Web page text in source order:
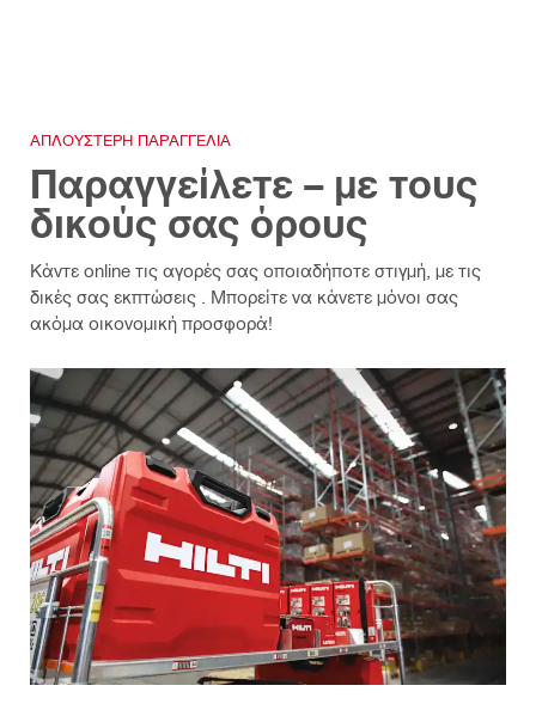
ΑΠΛΟΎΣΤΕΡΗ ΠΑΡΑΓΓΕΛΊΑ
Παραγγείλετε – με τους
δικούς σας όρους
Κάντε online τις αγορές σας οποιαδήποτε στιγμή, με τις
δικές σας εκπτώσεις . Μπορείτε να κάνετε μόνοι σας
ακόμα οικονομική προσφορά!